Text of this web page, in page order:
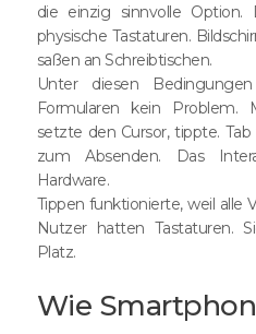
die einzig sinnvolle Option.
physische Tastaturen.
saßen an Schreibtischen.
Unter diesen
Formularen kein Problem.
setzte den Cursor, tippte.
zum Absenden. Das
Hardware.
Tippen funktionierte, weil alle
Nutzer hatten Tastaturen.
Platz.
Wie